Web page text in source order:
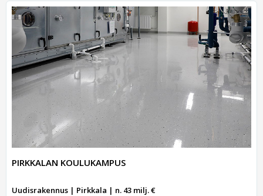
PIRKKALAN KOULUKAMPUS
Uudisrakennus | Pirkkala | n. 43 milj. €